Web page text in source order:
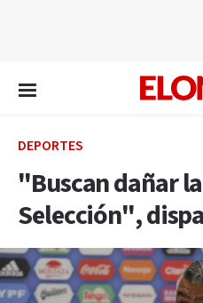
DEPORTES
"Buscan dañar
Selección",